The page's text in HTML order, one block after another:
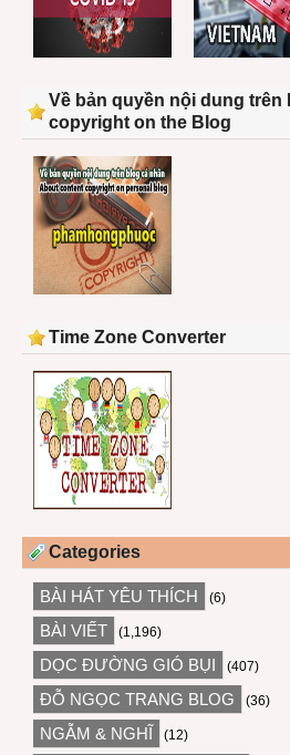
Về bản quyền nội dung trên
copyright on the Blog
Time Zone Converter
Categories
BÀI HÁT YÊU THÍCH (6)
BÀI VIẾT (1,196)
DỌC ĐƯỜNG GIÓ BỤI (407)
ĐỖ NGỌC TRANG BLOG (36)
NGẪM & NGHĨ (12)